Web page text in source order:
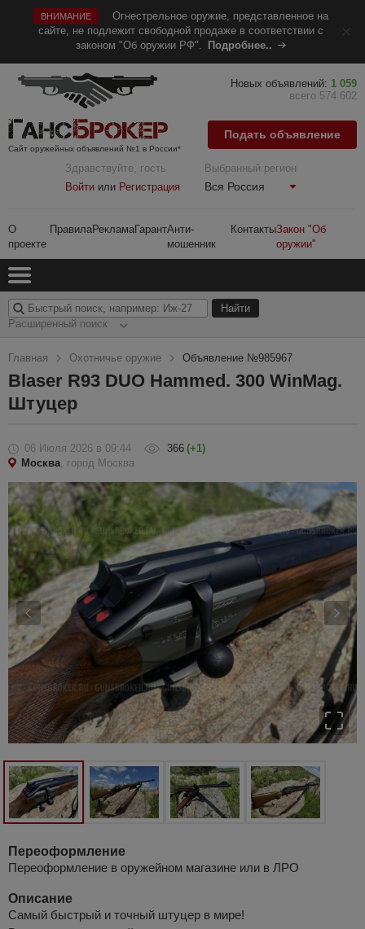
ВНИМАНИЕ
Огнестрельное оружие, представленное на
сайте, не подлежит свободной продаже в соответствии с
законом "Об оружии РФ".
Подробнее..
Сайт оружейных объявлений №1 в России*
Здравствуйте, гость
Войти или Регистрация
Выбранный регион
Вся Россия
О
проекте
ПравилаРекламаГарантАнти-
мошенник
КонтактыЗакон "Об
оружии"
Новых объявлений: 1 059
всего 574 602
Подать объявление
Расширенный поиск
Главная Охотничье оружие Объявление №985967
Blaser R93 DUO Hammed. 300 WinMag.
Штуцер
06 Июля 2026 в 09:44 366 (+1)
Москва, город Москва
Переоформление
Переоформление в оружейном магазине или в ЛРО
Описание
Самый быстрый и точный штуцер в мире!